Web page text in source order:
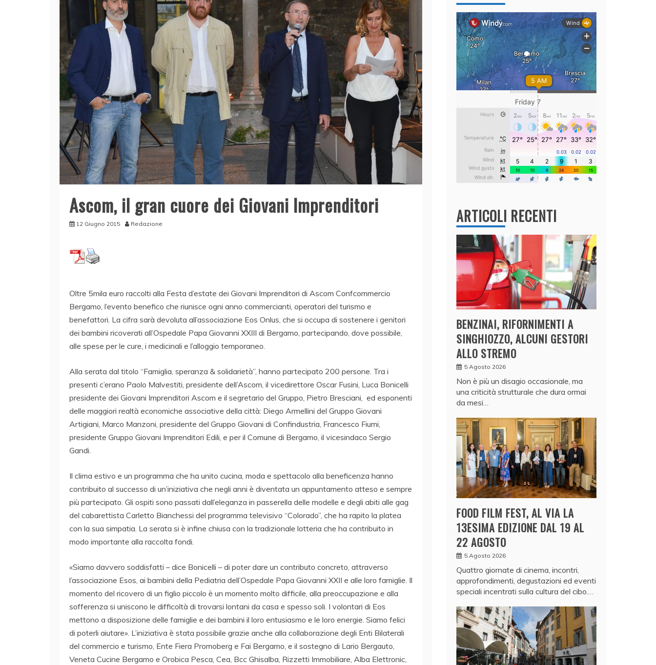
Ascom, il gran cuore dei Giovani Imprenditori
12 Giugno 2015 Redazione
Oltre 5mila euro raccolti alla Festa d’estate dei Giovani Imprenditori di Ascom Confcommercio
Bergamo, l’evento benefico che riunisce ogni anno commercianti, operatori del turismo e
benefattori. La cifra sarà devoluta all’associazione Eos Onlus, che si occupa di sostenere i genitori
dei bambini ricoverati all’Ospedale Papa Giovanni XXIII di Bergamo, partecipando, dove possibile,
alle spese per le cure, i medicinali e l’alloggio temporaneo.
Alla serata dal titolo “Famiglia, speranza & solidarietà”, hanno partecipato 200 persone. Tra i
presenti c’erano Paolo Malvestiti, presidente dell’Ascom, il vicedirettore Oscar Fusini, Luca Bonicelli
presidente dei Giovani Imprenditori Ascom e il segretario del Gruppo, Pietro Bresciani, ed esponenti
delle maggiori realtà economiche associative della città: Diego Armellini del Gruppo Giovani
Artigiani, Marco Manzoni, presidente del Gruppo Giovani di Confindustria, Francesco Fiumi,
presidente Gruppo Giovani Imprenditori Edili, e per il Comune di Bergamo, il vicesindaco Sergio
Gandi.
Il clima estivo e un programma che ha unito cucina, moda e spettacolo alla beneficenza hanno
contribuito al successo di un’iniziativa che negli anni è diventata un appuntamento atteso e sempre
più partecipato. Gli ospiti sono passati dall’eleganza in passerella delle modelle e degli abiti alle gag
del cabarettista Carletto Bianchessi del programma televisivo “Colorado”, che ha rapito la platea
con la sua simpatia. La serata si è infine chiusa con la tradizionale lotteria che ha contribuito in
modo importante alla raccolta fondi.
«Siamo davvero soddisfatti – dice Bonicelli – di poter dare un contributo concreto, attraverso
l’associazione Esos, ai bambini della Pediatria dell’Ospedale Papa Giovanni XXII e alle loro famiglie. Il
momento del ricovero di un figlio piccolo è un momento molto difficile, alla preoccupazione e alla
sofferenza si uniscono le difficoltà di trovarsi lontani da casa e spesso soli. I volontari di Eos
mettono a disposizione delle famiglie e dei bambini il loro entusiasmo e le loro energie. Siamo felici
di poterli aiutare». L’iniziativa è stata possibile grazie anche alla collaborazione degli Enti Bilaterali
del commercio e turismo, Ente Fiera Promoberg e Fai Bergamo, e il sostegno di Lario Bergauto,
Veneta Cucine Bergamo e Orobica Pesca, Cea, Bcc Ghisalba, Rizzetti Immobiliare, Alba Elettronic,
ARTICOLI RECENTI
BENZINAI, RIFORNIMENTI A
SINGHIOZZO, ALCUNI GESTORI
ALLO STREMO
5 Agosto 2026
Non è più un disagio occasionale, ma
una criticità strutturale che dura ormai
da mesi…
FOOD FILM FEST, AL VIA LA
13ESIMA EDIZIONE DAL 19 AL
22 AGOSTO
5 Agosto 2026
Quattro giornate di cinema, incontri,
approfondimenti, degustazioni ed eventi
speciali incentrati sulla cultura del cibo.…